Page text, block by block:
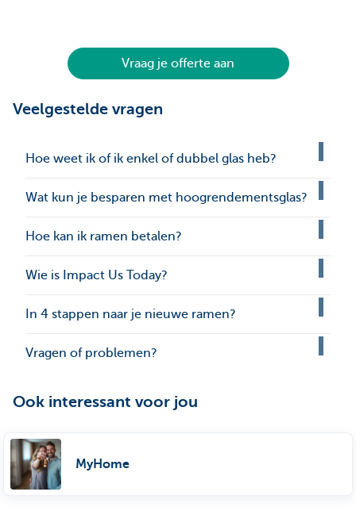
Vraag je offerte aan
Veelgestelde vragen
Hoe weet ik of ik enkel of dubbel glas heb?
Wat kun je besparen met hoogrendementsglas?
Hoe kan ik ramen betalen?
Wie is Impact Us Today?
In 4 stappen naar je nieuwe ramen?
Vragen of problemen?
Ook interessant voor jou
MyHome